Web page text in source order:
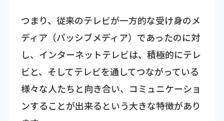
つまり、従来のテレビが一方的な受け身のメ
ディア（パッシブメディア）であったのに対
し、インターネットテレビは、積極的にテレ
ビと、そしてテレビを通してつながっている
様々な人たちと向き合い、コミュニケーショ
ンすることが出来るという大きな特徴があり